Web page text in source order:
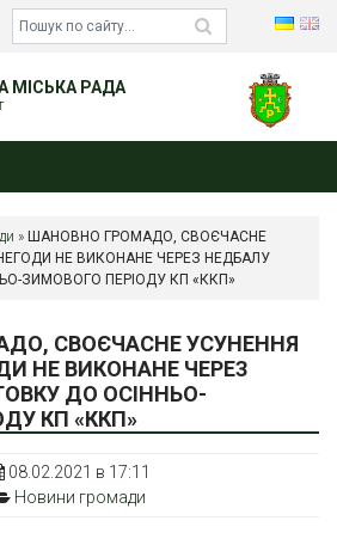
МІСЬКА РАДА
» ШАНОВНО ГРОМАДО, СВОЄЧАСНЕ
НЕ ВИКОНАНЕ ЧЕРЕЗ НЕДБАЛУ
ЗИМОВОГО ПЕРІОДУ КП «ККП»
СВОЄЧАСНЕ УСУНЕННЯ
НЕ ВИКОНАНЕ ЧЕРЕЗ
ДО ОСІННЬО-
КП «ККП»
08.02.2021 в 17:11
Новини громади